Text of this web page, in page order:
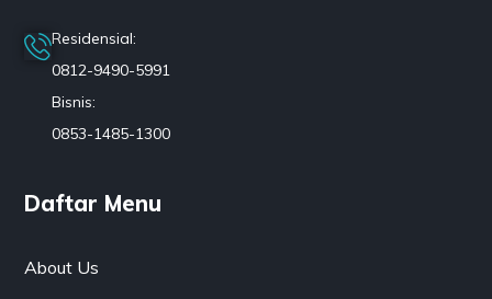
Residensial:
0812-9490-5991
Bisnis:
0853-1485-1300
Daftar Menu
About Us